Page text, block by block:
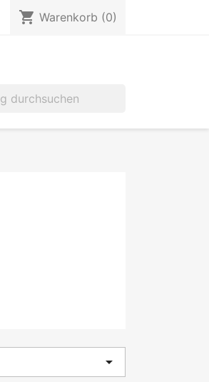
shopping_cart Warenkorb (0)
